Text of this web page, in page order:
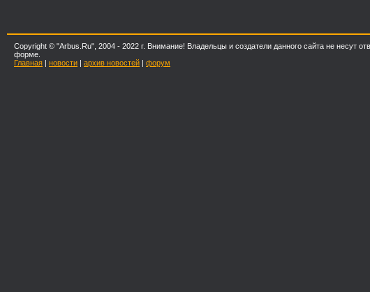
Copyright © "Arbus.Ru", 2004 - 2022 г. Внимание! Владельцы и создатели данного сайта не несут
форме.
Главная | новости | архив новостей | форум